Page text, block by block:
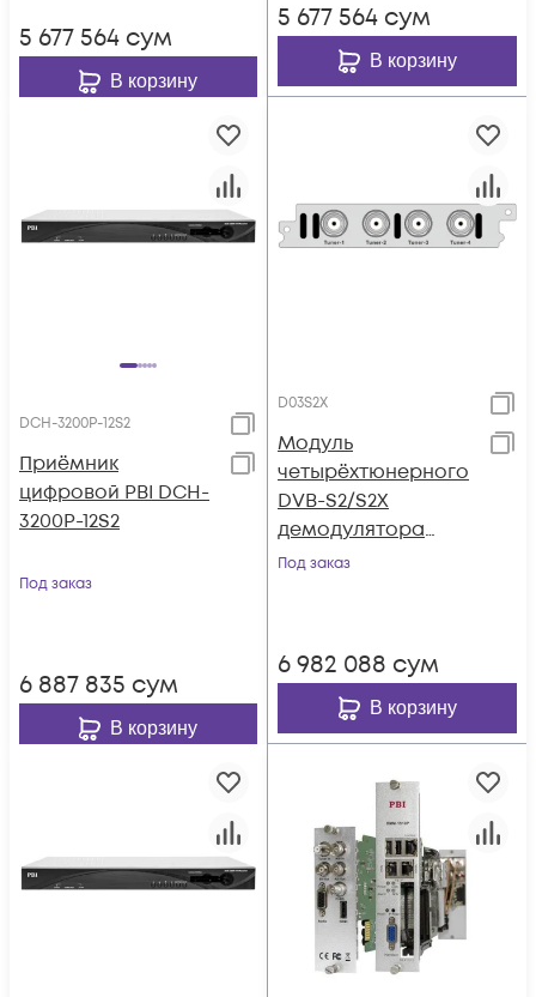
5 677 564 сум
В корзину
5 677 564 сум
В корзину
DCH-3200P-12S2
Приёмник
цифровой PBI DCH-
3200P-12S2
Под заказ
6 887 835 сум
В корзину
D03S2X
Модуль
четырёхтюнерного
DVB-S2/S2X
демодулятора
поддержка BISS и
Под заказ
6 982 088 сум
В корзину